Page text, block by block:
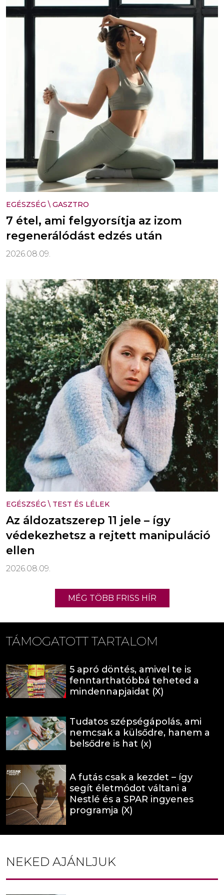
EGÉSZSÉG \ GASZTRO
7 étel, ami felgyorsítja az izom
regenerálódást edzés után
2026.08.09.
EGÉSZSÉG \ TEST ÉS LÉLEK
Az áldozatszerep 11 jele – így
védekezhetsz a rejtett manipuláció
ellen
2026.08.09.
MÉG TÖBB FRISS HÍR
TÁMOGATOTT TARTALOM
5 apró döntés, amivel te is
fenntarthatóbbá teheted a
mindennapjaidat (X)
Tudatos szépségápolás, ami
nemcsak a külsődre, hanem a
belsődre is hat (x)
A futás csak a kezdet – így
segít életmódot váltani a
Nestlé és a SPAR ingyenes
programja (X)
NEKED AJÁNLJUK